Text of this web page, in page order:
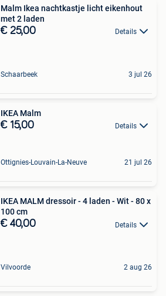
Malm Ikea nachtkastje licht eikenhout
met 2 laden
€ 25,00 Details
Schaarbeek 3 jul 26
IKEA Malm
€ 15,00 Details
Ottignies-Louvain-La-Neuve 21 jul 26
IKEA MALM dressoir - 4 laden - Wit - 80 x
100 cm
€ 40,00 Details
Vilvoorde 2 aug 26